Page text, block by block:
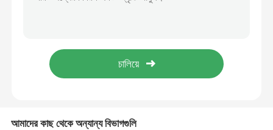
কম্পিউটারাইজড কুইলটিং মেশিন
উচ্চ কুইলটিং গতি 2500RPM একক সুই কুইলটিং মেশিন
জাপান ভারবহন সহ কম্পিউটারাইজড লক স্টিচ কুইলটিং মেশিন
এজ কাটিং ডিভাইস দিয়ে 82 ইঞ্চি কম্বল কুইল্ট মেকিং মেশিন
আমাদের কাছ থেকে অন্যান্য বিভাগগুলি